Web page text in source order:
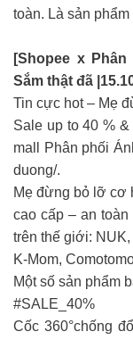
toàn. Là sản
[Shopee x
Sắm thật đã
Tin cực hot – Mẹ
Sale up to 40 %
mall Phân phối
duong/.
Mẹ đừng bỏ lỡ cơ
cao cấp – an
trên thế giới:
K-Mom,
Một số sản phẩm
#SALE_40%
Cốc 360°chống